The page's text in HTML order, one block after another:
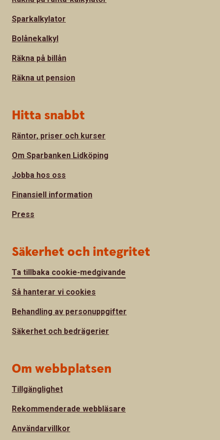
Sparkalkylator
Bolånekalkyl
Räkna på billån
Räkna ut pension
Hitta snabbt
Räntor, priser och kurser
Om Sparbanken Lidköping
Jobba hos oss
Finansiell information
Press
Säkerhet och integritet
Ta tillbaka cookie-medgivande
Så hanterar vi cookies
Behandling av personuppgifter
Säkerhet och bedrägerier
Om webbplatsen
Tillgänglighet
Rekommenderade webbläsare
Användarvillkor